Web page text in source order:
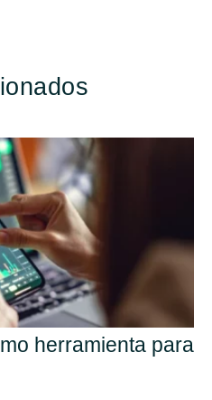
herramienta para